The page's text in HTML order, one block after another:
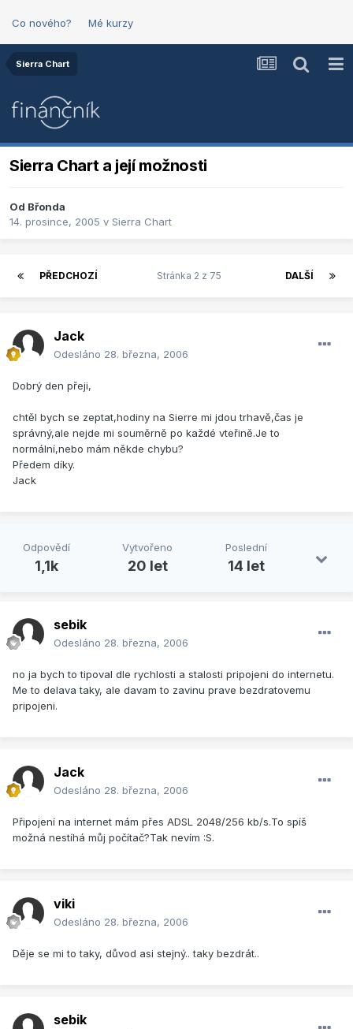
Co nového? Mé kurzy
Sierra Chart
Sierra Chart a její možnosti
Od Břonda
14. prosince, 2005 v Sierra Chart
PŘEDCHOZÍ DALŠÍ
Stránka 2 z 75
Jack
Odesláno 28. března, 2006
Dobrý den přeji,
chtěl bych se zeptat,hodiny na Sierre mi jdou trhavě,čas je
správný,ale nejde mi souměrně po každé vteřině.Je to
normální,nebo mám někde chybu?
Předem díky.
Jack
Odpovědí
1,1k
Vytvořeno
20 let
Poslední
14 let
sebik
Odesláno 28. března, 2006
no ja bych to tipoval dle rychlosti a stalosti pripojeni do internetu.
Me to delava taky, ale davam to zavinu prave bezdratovemu
pripojeni.
Jack
Odesláno 28. března, 2006
Připojení na internet mám přes ADSL 2048/256 kb/s.To spíš
možná nestíhá můj počítač?Tak nevím :S.
viki
Odesláno 28. března, 2006
Děje se mi to taky, důvod asi stejný.. taky bezdrát..
sebik